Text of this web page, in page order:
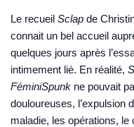
Le recueil Sclap de
connait un bel accueil
quelques jours après
intimement lié. En réalité,
FéminiSpunk ne pouvait
douloureuses, l’expulsion
maladie, les opérations,